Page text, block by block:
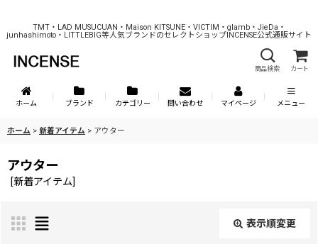
TMT・LAD MUSUCUAN・Maison KITSUNE・VICTIM・glamb・JieDa・
junhashimoto・LITTLEBIG等人気ブランドのセレクトショップINCENSE公式通販サイト
商品検索 カート
ホーム ブランド カテゴリー 問い合わせ マイページ メニュー
ホーム > 新着アイテム > アウター
アウター
[新着アイテム]
表示順変更